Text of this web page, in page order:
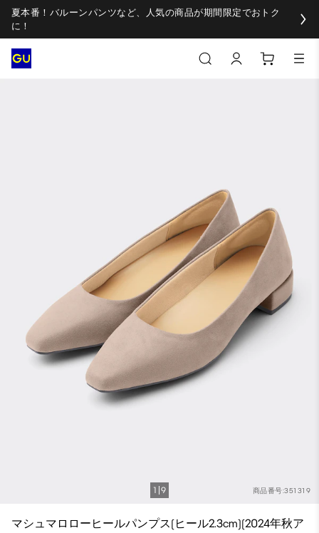
夏本番！バルーンパンツなど、人気の商品が期間限定でおトク
に！
商品番号:351319
1 9
マシュマロローヒールパンプス(ヒール2.3cm)(2024年秋ア